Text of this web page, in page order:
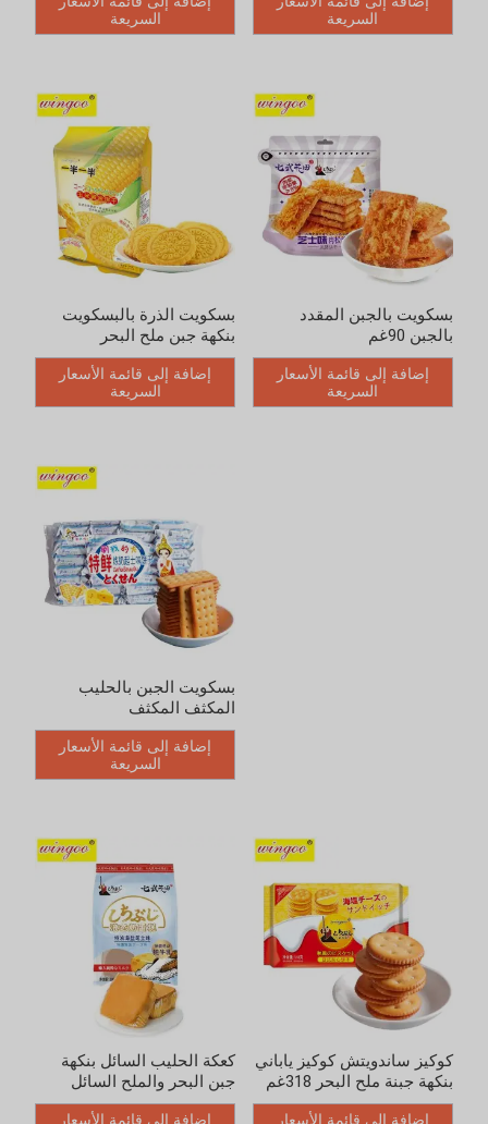
السريعة
السريعة
بسكويت بالجبن المقدد
بالجبن 90غم
إضافة إلى قائمة الأسعار
السريعة
بسكويت الذرة بالبسكويت
بنكهة جبن ملح البحر
إضافة إلى قائمة الأسعار
السريعة
كوكيز ساندويتش كوكيز ياباني
بنكهة جبنة ملح البحر 318غم
إضافة إلى قائمة الأسعار
السريعة
كعكة الحليب السائل بنكهة
جبن البحر والملح السائل
إضافة إلى قائمة الأسعار
بسكويت مقرمش بالحليب
والكالسيوم والجبن المقرمش
إضافة إلى قائمة الأسعار